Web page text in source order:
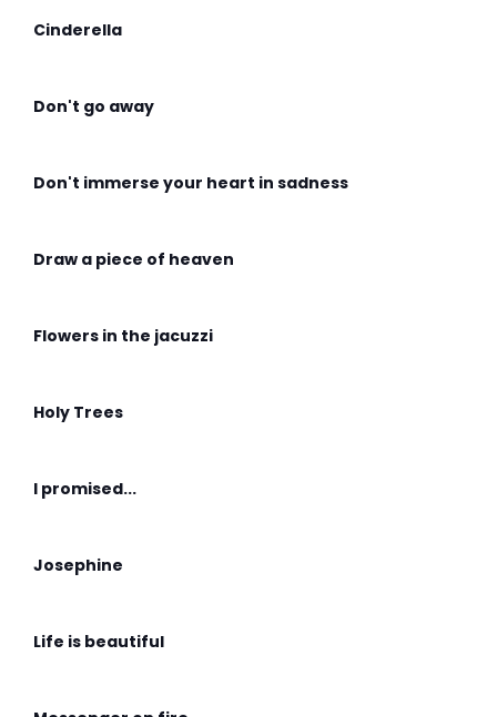
Cinderella
Don't go away
Don't immerse your heart in sadness
Draw a piece of heaven
Flowers in the jacuzzi
Holy Trees
I promised...
Josephine
Life is beautiful